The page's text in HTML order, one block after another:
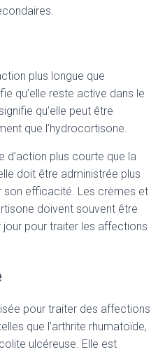
plus longue que
qu’elle reste active dans le
qu’elle peut être
que l’hydrocortisone.
d’action plus courte que la
doit être administrée plus
son efficacité. Les crèmes et
doivent souvent être
pour traiter les affections
pour traiter des affections
que l’arthrite rhumatoïde,
ulcéreuse. Elle est